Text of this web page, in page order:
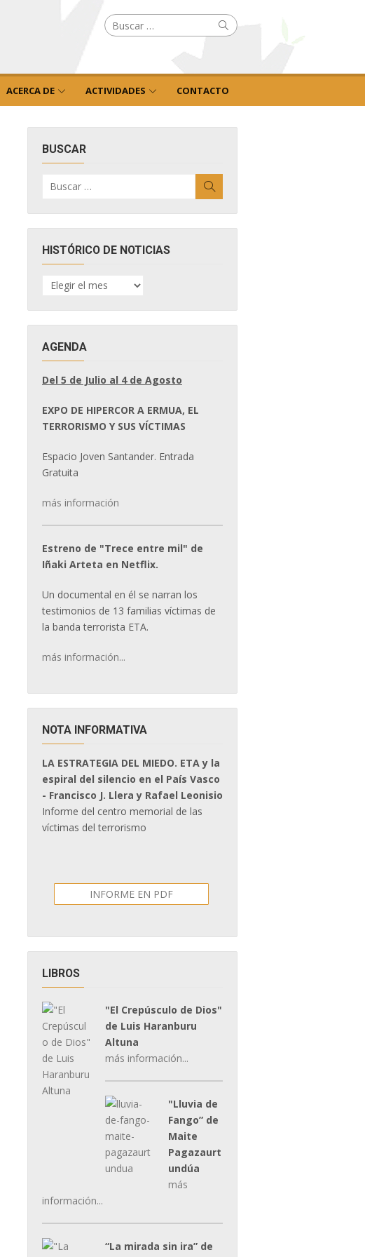
Buscar
por: Buscar
ACERCA DE ACTIVIDADES CONTACTO
BUSCAR
por:
HISTÓRICO DE NOTICIAS
HISTÓRICO
DE
AGENDA
Del 5 de Julio al 4 de Agosto
EXPO DE HIPERCOR A ERMUA, EL
TERRORISMO Y SUS VÍCTIMAS
Espacio Joven Santander. Entrada
Gratuita
más información
Estreno de "Trece entre mil" de
Iñaki Arteta en Netflix.
Un documental en él se narran los
testimonios de 13 familias víctimas de
la banda terrorista ETA.
más información...
NOTA INFORMATIVA
LA ESTRATEGIA DEL MIEDO. ETA y la
espiral del silencio en el País Vasco
- Francisco J. Llera y Rafael Leonisio
Informe del centro memorial de las
víctimas del terrorismo
INFORME EN PDF
LIBROS
"El Crepúsculo de Dios"
de Luis Haranburu
Altuna
más información...
"Lluvia de
Fango” de
Maite
Pagazaurt
undúa
más
información...
“La mirada sin ira” de